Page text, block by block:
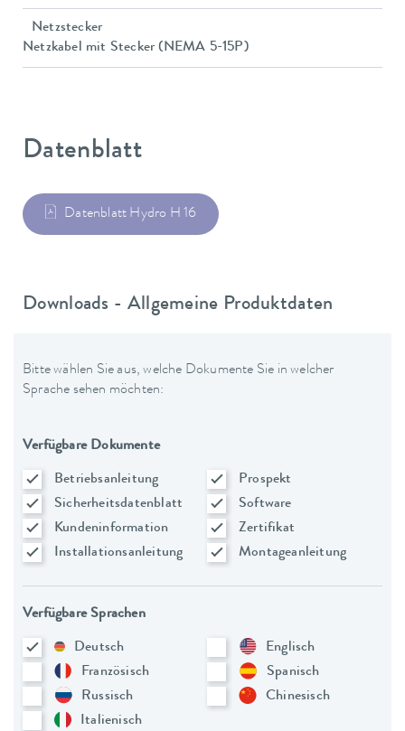
Netzstecker
Netzkabel mit Stecker (NEMA 5-15P)
Datenblatt
Datenblatt Hydro H 16
Downloads - Allgemeine Produktdaten
Bitte wählen Sie aus, welche Dokumente Sie in welcher
Sprache sehen möchten:
Verfügbare Dokumente
Betriebsanleitung
Prospekt
Sicherheitsdatenblatt
Software
Kundeninformation
Zertifikat
Installationsanleitung
Montageanleitung
Verfügbare Sprachen
Deutsch
Englisch
Französisch
Spanisch
Russisch
Chinesisch
Italienisch